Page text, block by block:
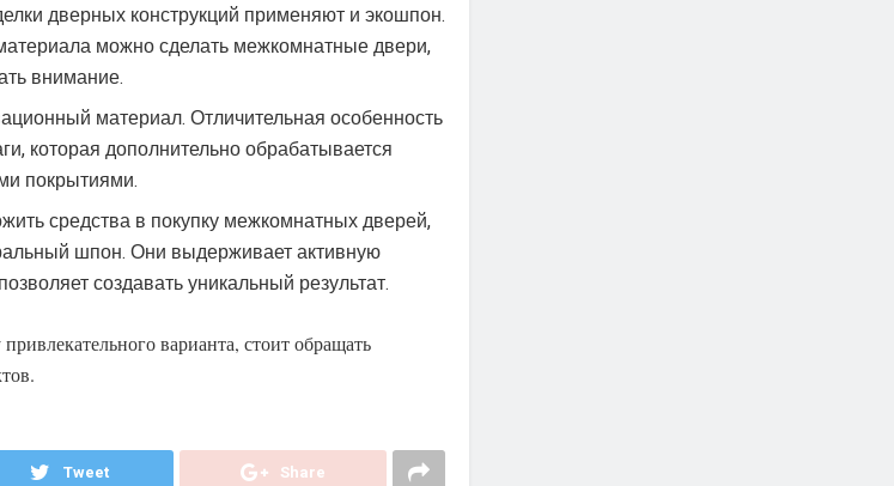
дверных конструкций применяют и экошпон.
можно сделать межкомнатные двери,
внимание.
материал. Отличительная особенность
которая дополнительно обрабатывается
покрытиями.
средства в покупку межкомнатных дверей,
шпон. Они выдерживает активную
создавать уникальный результат.
варианта, стоит обращать
Tweet Share